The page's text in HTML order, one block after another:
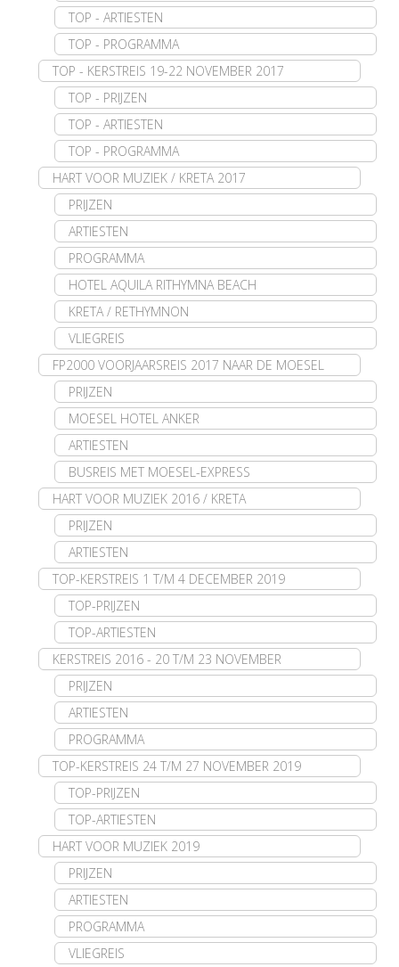
TOP - ARTIESTEN
TOP - PROGRAMMA
TOP - KERSTREIS 19-22 NOVEMBER 2017
TOP - PRIJZEN
TOP - ARTIESTEN
TOP - PROGRAMMA
HART VOOR MUZIEK / KRETA 2017
PRIJZEN
ARTIESTEN
PROGRAMMA
HOTEL AQUILA RITHYMNA BEACH
KRETA / RETHYMNON
VLIEGREIS
FP2000 VOORJAARSREIS 2017 NAAR DE MOESEL
PRIJZEN
MOESEL HOTEL ANKER
ARTIESTEN
BUSREIS MET MOESEL-EXPRESS
HART VOOR MUZIEK 2016 / KRETA
PRIJZEN
ARTIESTEN
TOP-KERSTREIS 1 T/M 4 DECEMBER 2019
TOP-PRIJZEN
TOP-ARTIESTEN
KERSTREIS 2016 - 20 T/M 23 NOVEMBER
PRIJZEN
ARTIESTEN
PROGRAMMA
TOP-KERSTREIS 24 T/M 27 NOVEMBER 2019
TOP-PRIJZEN
TOP-ARTIESTEN
HART VOOR MUZIEK 2019
PRIJZEN
ARTIESTEN
PROGRAMMA
VLIEGREIS